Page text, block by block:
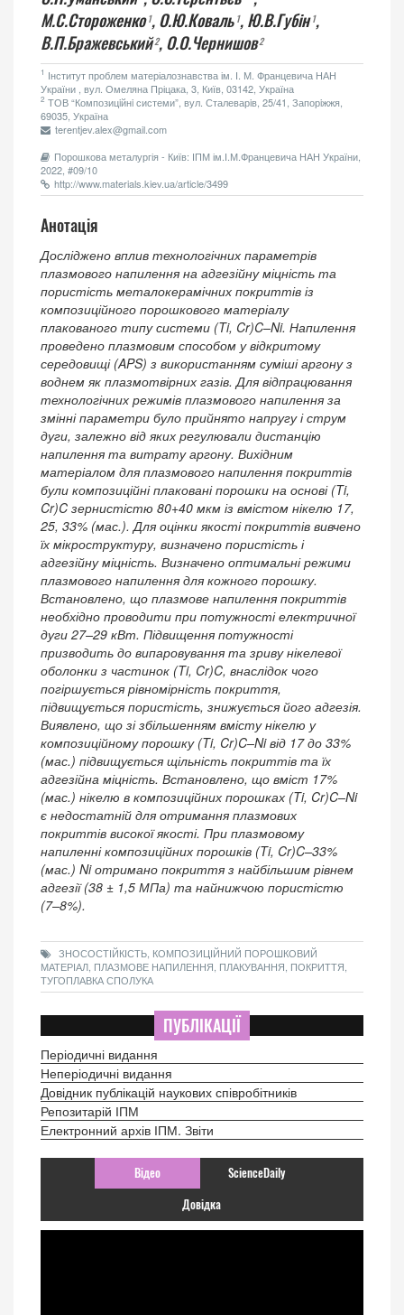
М.С.Стороженко1, О.Ю.Коваль 1, Ю.В.Губін1,
В.П.Бражевський2, О.О.Чернишов2
1 Інститут проблем матеріалознавства ім. І. М. Францевича НАН
України , вул. Омеляна Пріцака, 3, Київ, 03142, Україна
2 ТОВ “Композицiйнi системи”, вул. Сталеварiв, 25/41, Запорiжжя,
69035, Україна
terentjev.alex@gmail.com
Порошкова металургія - Київ: ІПМ ім.І.М.Францевича НАН України,
2022, #09/10
http://www.materials.kiev.ua/article/3499
Анотація
Досліджено вплив технологічних параметрів
плазмового напилення на адгезійну міцність та
пористість металокерамічних покриттів із
композиційного порошкового матеріалу
плакованого типу системи (Ti, Cr)C–Ni. Напилення
проведено плазмовим способом у відкритому
середовищі (APS) з використанням суміші аргону з
воднем як плазмотвірних газів. Для відпрацювання
технологічних режимів плазмового напилення за
змінні параметри було прийнято напругу і струм
дуги, залежно від яких регулювали дистанцію
напилення та витрату аргону. Вихідним
матеріалом для плазмового напилення покриттів
були композиційні плаковані порошки на основі (Ti,
Cr)C зернистістю 80+40 мкм із вмістом нікелю 17,
25, 33% (мас.). Для оцінки якості покриттів вивчено
їх мікроструктуру, визначено пористість і
адгезійну міцність. Визначено оптимальні режими
плазмового напилення для кожного порошку.
Встановлено, що плазмове напилення покриттів
необхідно проводити при потужності електричної
дуги 27–29 кВт. Підвищення потужності
призводить до випаровування та зриву нікелевої
оболонки з частинок (Ti, Cr)C, внаслідок чого
погіршується рівномірність покриття,
підвищується порис­тість, знижується його адгезія.
Виявлено, що зі збільшенням вмісту нікелю у
композиційному порошку (Ti, Cr)C–Ni від 17 до 33%
(мас.) підвищується щільність покриттів та їх
адгезійна міцність. Встановлено, що вміст 17%
(мас.) нікелю в композиційних порошках (Ti, Cr)C–Ni
є недостатній для отримання плазмових
покриттів високої якості. При плазмовому
напиленні композиційних порошків (Ti, Cr)C–33%
(мас.) Ni отримано по­криття з найбільшим рівнем
адгезії (38 ± 1,5 МПа) та найнижчою пористістю
(7–8%).
ЗНОСОСТІЙКІСТЬ, КОМПОЗИЦІЙНИЙ ПОРОШКОВИЙ
МАТЕРІАЛ, ПЛАЗМОВЕ НАПИЛЕННЯ, ПЛАКУВАННЯ, ПОКРИТТЯ,
ТУГОПЛАВКА СПОЛУКА
ПУБЛІКАЦІЇ
Періодичні видання
Неперіодичні видання
Довідник публікацій наукових співробітників
Репозитарій ІПМ
Електронний архів ІПМ. Звіти
Відео ScienceDaily
Довідка